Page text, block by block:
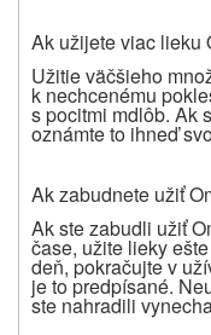
Ak užijete viac lieku
Užitie väčšieho
k nechcenému
s pocitmi mdlôb. Ak
oznámte to ihneď
Ak zabudnete užiť
Ak ste zabudli užiť
čase, užite lieky
deň, pokračujte v
je to predpísané.
ste nahradili